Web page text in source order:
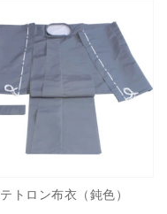
テトロン布衣（鈍色）